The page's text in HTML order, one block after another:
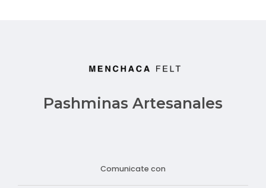
Pashminas Artesanales
Comunicate con